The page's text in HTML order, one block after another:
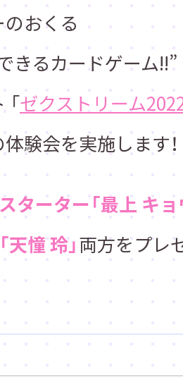
おくる
るカードゲーム!!”
「ゼクストリーム
体験会を実施します！
ターター「最上 キョ
憧 玲」両方をプレ